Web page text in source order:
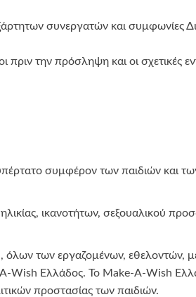
συνεργατών και συμφωνίες
πριν την πρόσληψη και οι σχετικές
συμφέρον των παιδιών και
ικανοτήτων, σεξουαλικού
των εργαζομένων, εθελοντών,
Ελλάδος. Το Make-A-Wish
προστασίας των παιδιών.